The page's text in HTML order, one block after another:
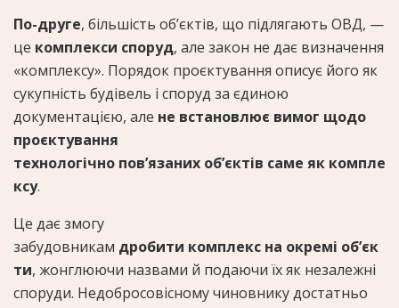
По-друге, більшість об’єктів, що підлягають ОВД, —
це комплекси споруд, але закон не дає визначення
«комплексу». Порядок проєктування описує його як
сукупність будівель і споруд за єдиною
документацією, але не встановлює вимог щодо
проєктування
технологічно пов’язаних об’єктів саме як компле
ксу.
Це дає змогу
забудовникам дробити комплекс на окремі об’єк
ти, жонглюючи назвами й подаючи їх як незалежні
споруди. Недобросовісному чиновнику достатньо